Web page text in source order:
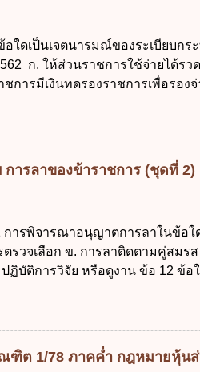
ฤษภาคม 2562 ข้อ 4 "บุคคลหรือนิ
ข้อมูลส่วนบุคคล ข. ผู้ประมวลผลข้
ใดถูกต้อง ข้อ 5 ผู้มีอำนาจแต่งตั้ง
งข้อมูลส่วนบุคคล พ.ศ. 2562 ก. นา
อใดเป็นเจตนารมณ์ของระเบียบกร
ก. ให้ส่วนราชการใช้จ่ายได้ร
ชการมีเงินทดรองราชการเพื่อรอง
สนุนการให้ความช่วยเหลือในกรณี
ประมาณได้ ข้อ 2 ระเบียบกระทรว
ออกโดยอาศัยกฎหมายแม่บทใด ก.
ข. พระราชบัญญัติวินัยการเงินการ
ลัง พ.ศ. 2491 ง. ระเบียบกระทรวง
รผู้เบิกในส่วนภูมิภาคมีอำนาจเก็บ
จ่ายได้แห่งละไม่เกินเท่าใร ก.
บาท ข้อ 4 ดอกเบี้ยที่เกิดจากการน
การลาของข้าราชการ (ชุดที่ 2)
การพิจารณาอนุญาตการลาในข้อใ
ตรวจเลือก ข. การลาติดตามคู่สมร
ฏิบัติการวิจัย หรือดูงาน ข้อ 12 ข้อ
าภายใน 90 วัน นับแต่วันที่คลอดบุต
ข้อ 13 สิทธิลากิจส่วนตัวเพื่อเลี้ยง
ลาต่อเนื่องจากการคลอดบุตรได้ไม่
อเนื่องจากการคลอดบุตรได้ไม่เกิน
ฑิต 1/78 ภาคค่ำ กฎหมายหุ้น